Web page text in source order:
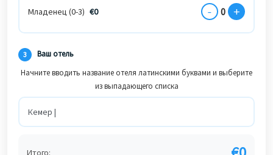
Младенец (0-3) €0 - 0 +
3
Ваш отель
Начните вводить название отеля латинскими буквами и выберите
из выпадающего списка
Итого: